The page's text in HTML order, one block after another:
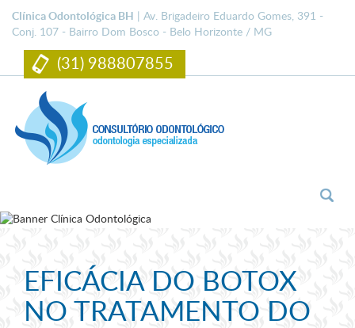
Clínica Odontológica BH | Av. Brigadeiro Eduardo Gomes, 391 -
Conj. 107 - Bairro Dom Bosco - Belo Horizonte / MG
(31) 988807855
EFICÁCIA DO BOTOX
NO TRATAMENTO DO